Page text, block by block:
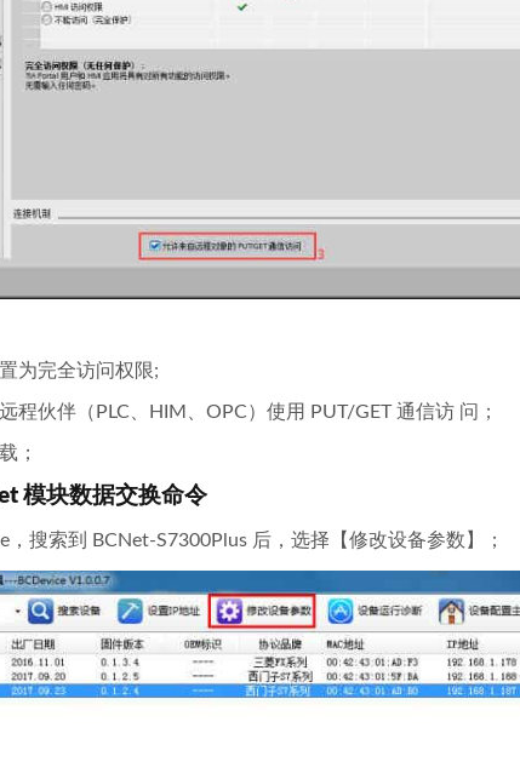
为完全访问权限;
程伙伴（PLC、HIM、OPC）使用 PUT/GET 通信访 问；
；
模块数据交换命令
，搜索到 BCNet-S7300Plus 后，选择【修改设备参数】；